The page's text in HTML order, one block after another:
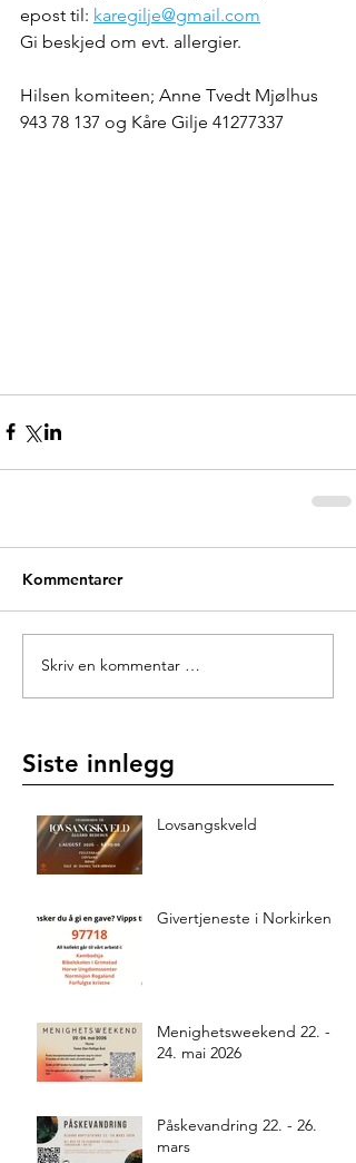
epost til: karegilje@gmail.com
Gi beskjed om evt. allergier.
Hilsen komiteen; Anne Tvedt Mjølhus
943 78 137 og Kåre Gilje 41277337
Kommentarer
Skriv en kommentar …
Siste innlegg
Lovsangskveld
Givertjeneste i Norkirken
Menighetsweekend 22. -
24. mai 2026
Påskevandring 22. - 26.
mars